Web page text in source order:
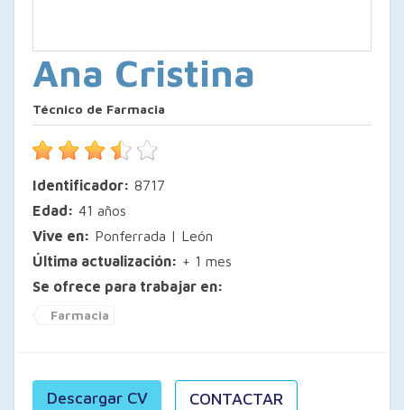
Ana Cristina
Técnico de Farmacia
Identificador: 8717
Edad: 41 años
Vive en: Ponferrada | León
Última actualización: + 1 mes
Se ofrece para trabajar en:
Farmacia
Descargar CV CONTACTAR